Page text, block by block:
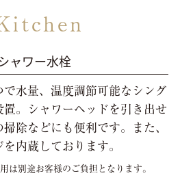
ャワー水栓
で水量、温度調節可能なシング
置。シャワーヘッドを引き出せ
除などにも便利です。また、
内蔵しております。
は別途お客様のご負担となります。